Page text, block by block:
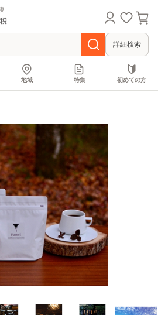
詳細検索
地域 特集 初めての方